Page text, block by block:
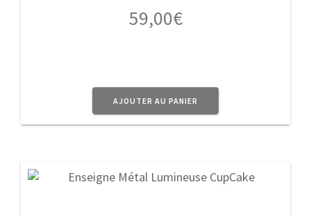
59,00€
AJOUTER AU PANIER